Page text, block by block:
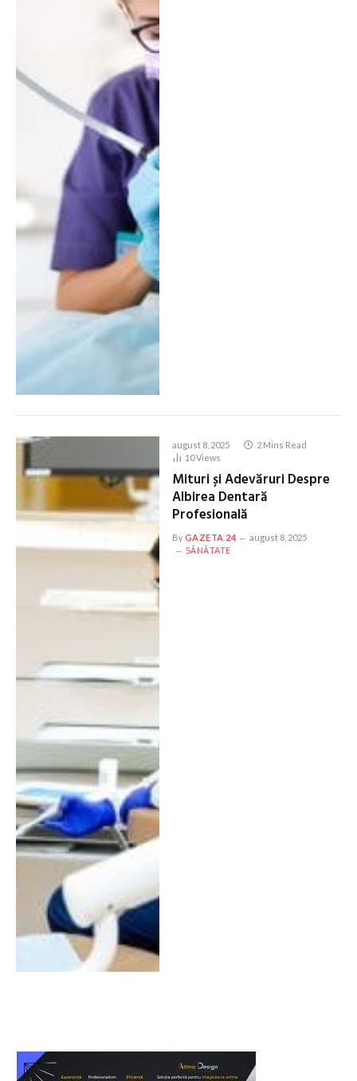
august 8, 2025
2 Mins Read
10Views
Mituri și Adevăruri Despre
Albirea Dentară
Profesională
ByGAZETA 24
august 8, 2025
SĂNĂTATE